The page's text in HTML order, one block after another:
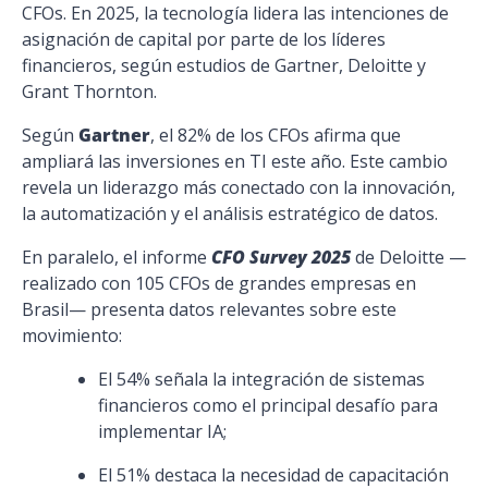
CFOs. En 2025, la tecnología lidera las intenciones de
asignación de capital por parte de los líderes
financieros, según estudios de Gartner, Deloitte y
Grant Thornton.
Según Gartner, el 82% de los CFOs afirma que
ampliará las inversiones en TI este año. Este cambio
revela un liderazgo más conectado con la innovación,
la automatización y el análisis estratégico de datos.
En paralelo, el informe CFO Survey 2025de Deloitte —
realizado con 105 CFOs de grandes empresas en
Brasil— presenta datos relevantes sobre este
movimiento:
El 54% señala la integración de sistemas
financieros como el principal desafío para
implementar IA;
El 51% destaca la necesidad de capacitación